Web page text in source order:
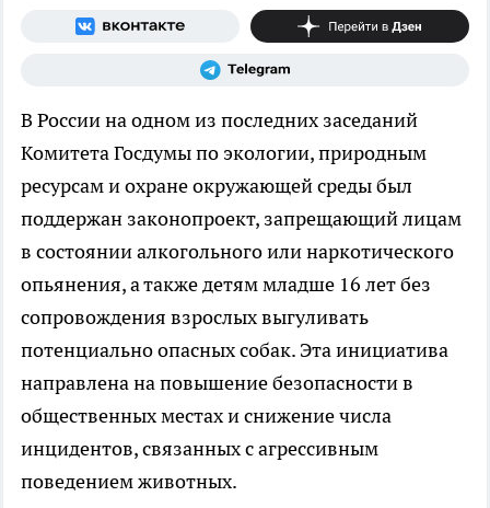
В России на одном из последних заседаний
Комитета Госдумы по экологии, природным
ресурсам и охране окружающей среды был
поддержан законопроект, запрещающий лицам
в состоянии алкогольного или наркотического
опьянения, а также детям младше 16 лет без
сопровождения взрослых выгуливать
потенциально опасных собак. Эта инициатива
направлена на повышение безопасности в
общественных местах и снижение числа
инцидентов, связанных с агрессивным
поведением животных.